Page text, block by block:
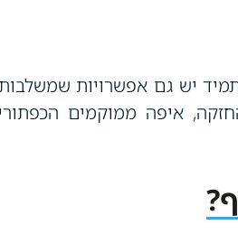
יש גם אפשרויות שמשלבות
איפה ממוקמים